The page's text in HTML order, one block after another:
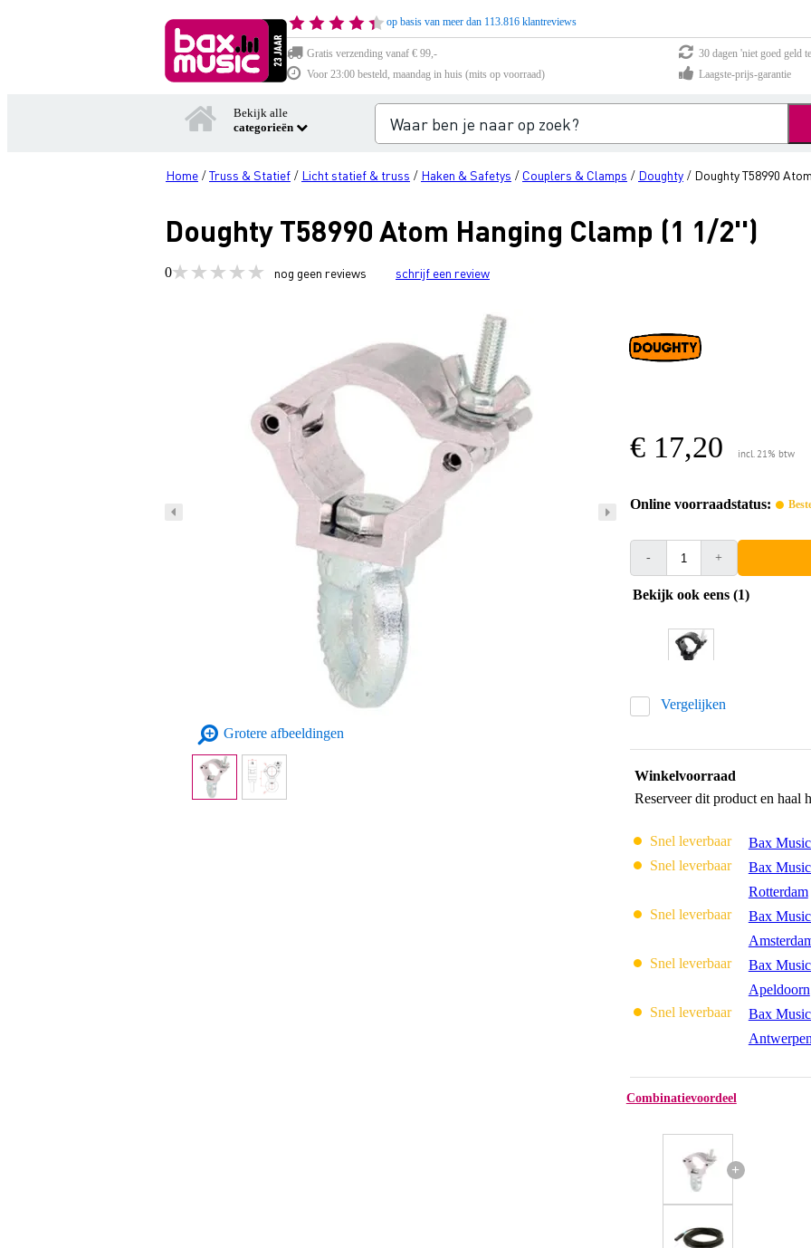
op basis van meer dan 113.816 klantreviews
Gratis verzending vanaf € 99,-
30 dagen 'niet goed geld
Voor 23:00 besteld, maandag in huis (mits op voorraad)
Laagste-prijs-garantie
Bekijk alle
categorieën
Home /Truss & Statief / Licht statief & truss / Haken & Safetys / Couplers & Clamps / Doughty / Doughty T58990
Doughty T58990 Atom Hanging Clamp (1 1/2'')
0 nog geen reviews schrijf een review
Grotere afbeeldingen
€ 17,20 incl. 21% btw
Online voorraadstatus:
- +
Bekijk ook eens (1)
Vergelijken
Winkelvoorraad
Reserveer dit product en haal
Snel leverbaar Bax
Snel leverbaar
Bax
Rotterdam
Snel leverbaar
Bax
Snel leverbaar
Bax
Apeldoorn
Snel leverbaar
Bax
Antwerpen
Combinatievoordeel
+